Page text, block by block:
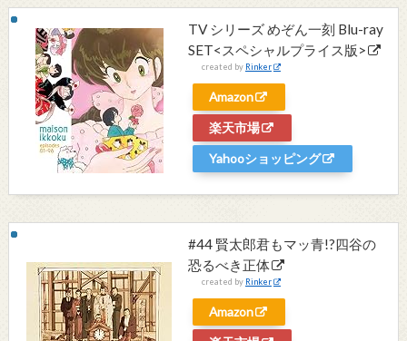
TV シリーズ めぞん一刻 Blu-ray
SET<スペシャルプライス版>
created by Rinker
Amazon
楽天市場
Yahooショッピング
#44 賢太郎君もマッ青!?四谷の
恐るべき正体
created by Rinker
Amazon